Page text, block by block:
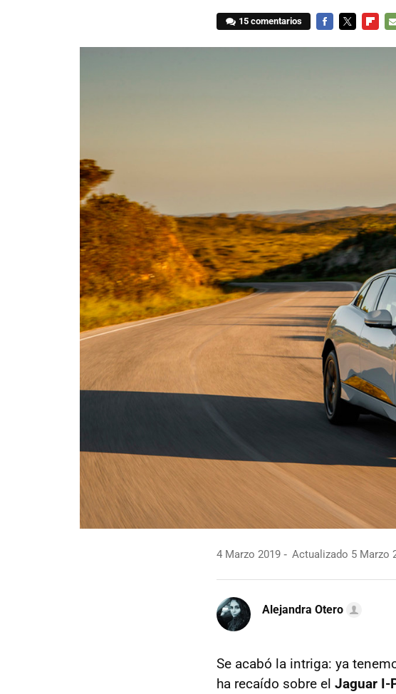
15 comentarios
4 Marzo 2019 Actualizado 5 Marzo
Alejandra Otero
Se acabó la intriga: ya
ha recaído sobre el Jaguar I-